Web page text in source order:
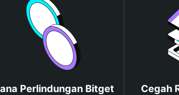
Perlindungan Bitget
Cegah